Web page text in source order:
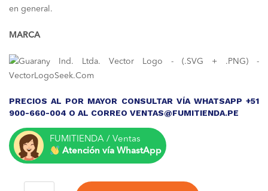
en general.
MARCA
PRECIOS AL POR MAYOR CONSULTAR VÍA WHATSAPP +51
900-660-004 O AL CORREO VENTAS@FUMITIENDA.PE
FUMITIENDA / Ventas
Atención vía WhastApp